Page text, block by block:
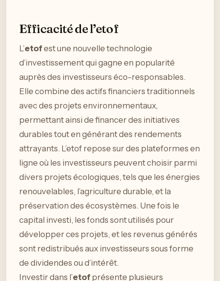
Efficacité de l’etof
L’etofest une nouvelle technologie
d’investissement qui gagne en popularité
auprès des investisseurs éco-responsables.
Elle combine des actifs financiers traditionnels
avec des projets environnementaux,
permettant ainsi de financer des initiatives
durables tout en générant des rendements
attrayants. L’etof repose sur des plateformes en
ligne où les investisseurs peuvent choisir parmi
divers projets écologiques, tels que les énergies
renouvelables, l’agriculture durable, et la
préservation des écosystèmes. Une fois le
capital investi, les fonds sont utilisés pour
développer ces projets, et les revenus générés
sont redistribués aux investisseurs sous forme
de dividendes ou d’intérêt.
Investir dans l’etof présente plusieurs